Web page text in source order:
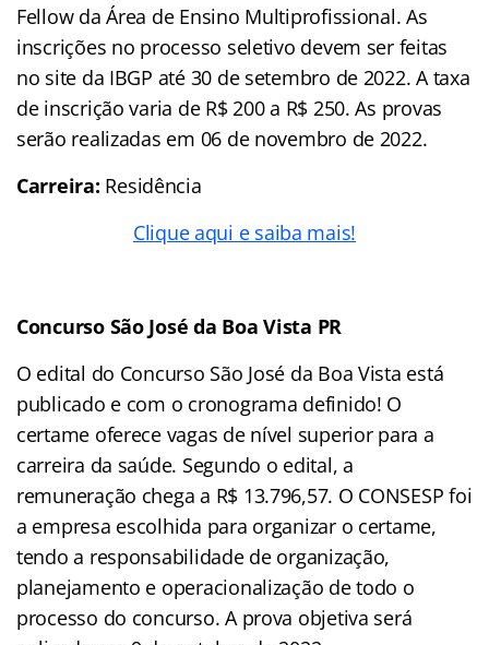
Fellow da Área de Ensino Multiprofissional. As
inscrições no processo seletivo devem ser feitas
no site da IBGP até 30 de setembro de 2022. A taxa
de inscrição varia de R$ 200 a R$ 250. As provas
serão realizadas em 06 de novembro de 2022.
Carreira: Residência
Clique aqui e saiba mais!
Concurso São José da Boa Vista PR
O edital do Concurso São José da Boa Vista está
publicado e com o cronograma definido! O
certame oferece vagas de nível superior para a
carreira da saúde. Segundo o edital, a
remuneração chega a R$ 13.796,57. O CONSESP foi
a empresa escolhida para organizar o certame,
tendo a responsabilidade de organização,
planejamento e operacionalização de todo o
processo do concurso. A prova objetiva será